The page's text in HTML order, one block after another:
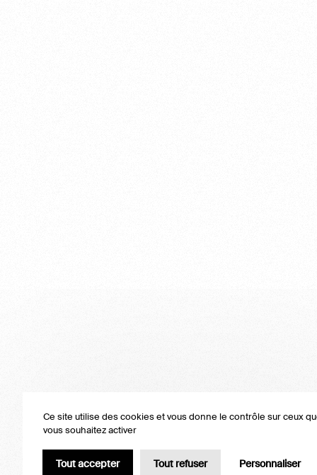
Ce site utilise des cookies et vous donne le contrôle sur ceux
vous souhaitez activer
Tout accepter Tout refuser Personnaliser